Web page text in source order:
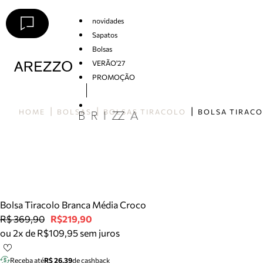
novidades
Sapatos
Bolsas
VERÃO'27
PROMOÇÃO
HOME BOLSAS BOLSAS TIRACOLO
Bolsa Tiracolo Branca Média Croco
R$ 369,90 R$219,90
ou 2x de R$109,95 sem juros
Receba atéR$ 26,39de cashback